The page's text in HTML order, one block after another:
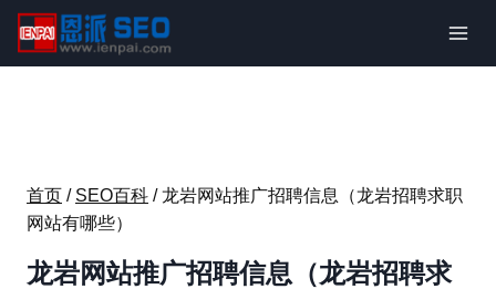
内
首页 / SEO百科 / 龙岩网站推广招聘信息（龙岩招聘求职
网站有哪些）
龙岩网站推广招聘信息（龙岩招聘求